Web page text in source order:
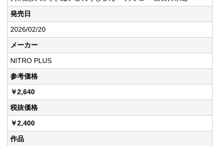
発売日
2026/02/20
メーカー
NITRO PLUS
参考価格
￥2,640
税抜価格
￥2,400
作品